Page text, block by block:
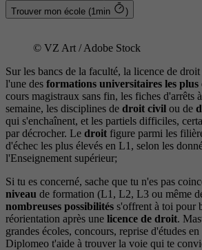
Trouver mon école (1min )
© VZ Art / Adobe Stock
Sur les bancs de la faculté, la licence de
l'une des formations universitaires les plus
cours magistraux sans fin, les fiches d'arrêts
semaine, les disciplines de droit civil ou de
qui s'enchaînent, et les partiels difficiles,
par décrocher. Le droit figure parmi les
d'échec les plus élevés en L1, selon les
l'Enseignement supérieur;
Si tu es concerné, sache que tu n'es pas
niveau de formation (L1, L2, L3 ou même
nombreuses possibilités s'offrent à toi pour
réorientation après une licence de droit.
grandes écoles, concours, reprise d'études
Diplomeo t'aide à trouver la voie qui te